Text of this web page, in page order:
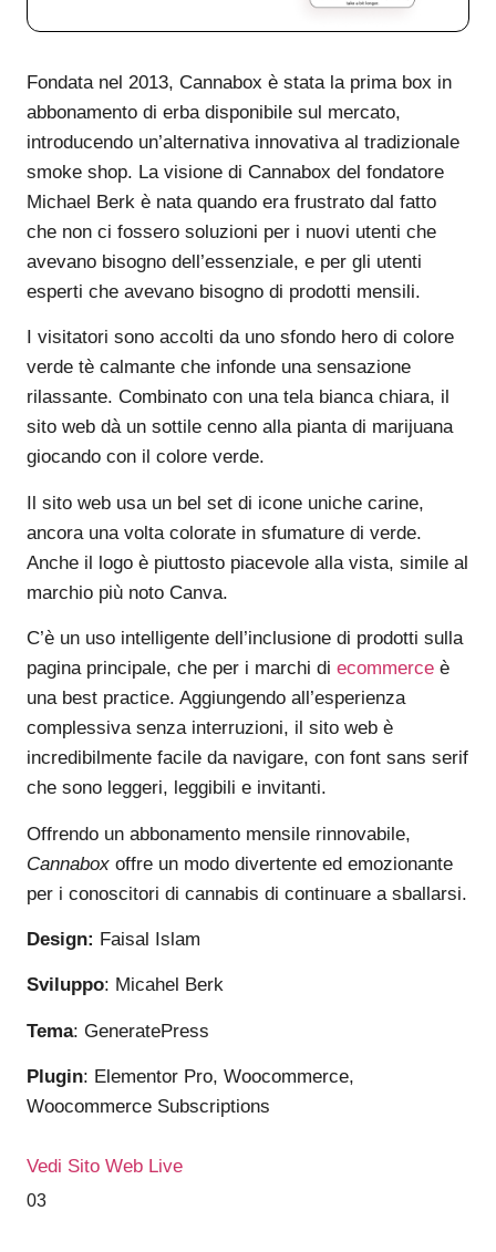
Fondata nel 2013, Cannabox è stata la prima box in
abbonamento di erba disponibile sul mercato,
introducendo un’alternativa innovativa al tradizionale
smoke shop. La visione di Cannabox del fondatore
Michael Berk è nata quando era frustrato dal fatto
che non ci fossero soluzioni per i nuovi utenti che
avevano bisogno dell’essenziale, e per gli utenti
esperti che avevano bisogno di prodotti mensili.
I visitatori sono accolti da uno sfondo hero di colore
verde tè calmante che infonde una sensazione
rilassante. Combinato con una tela bianca chiara, il
sito web dà un sottile cenno alla pianta di marijuana
giocando con il colore verde.
Il sito web usa un bel set di icone uniche carine,
ancora una volta colorate in sfumature di verde.
Anche il logo è piuttosto piacevole alla vista, simile al
marchio più noto Canva.
C’è un uso intelligente dell’inclusione di prodotti sulla
pagina principale, che per i marchi di ecommerce è
una best practice. Aggiungendo all’esperienza
complessiva senza interruzioni, il sito web è
incredibilmente facile da navigare, con font sans serif
che sono leggeri, leggibili e invitanti.
Offrendo un abbonamento mensile rinnovabile,
Cannabox offre un modo divertente ed emozionante
per i conoscitori di cannabis di continuare a sballarsi.
Design: Faisal Islam
Sviluppo: Micahel Berk
Tema: GeneratePress
Plugin: Elementor Pro, Woocommerce,
Woocommerce Subscriptions
Vedi Sito Web Live
03